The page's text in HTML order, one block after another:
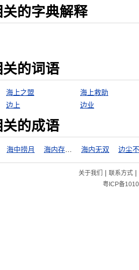
的字典解释
的词语
海上之盟
海上救助
边上 边业
的成语
海中捞月 海内无双 边尘
关于我们 | 联系方式|
粤ICP备